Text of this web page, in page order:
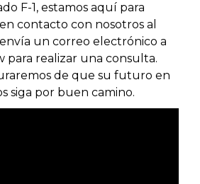
F-1, estamos aquí para
contacto con nosotros al
un correo electrónico a
para realizar una consulta.
de que su futuro en
siga por buen camino.